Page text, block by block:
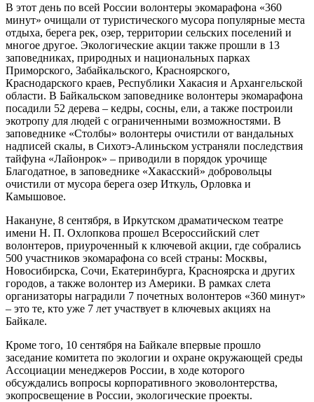
В этот день по всей России волонтеры экомарафона «360
минут» очищали от туристического мусора популярные места
отдыха, берега рек, озер, территории сельских поселений и
многое другое. Экологические акции также прошли в 13
заповедниках, природных и национальных парках
Приморского, Забайкальского, Красноярского,
Краснодарского краев, Республики Хакасия и Архангельской
области. В Байкальском заповеднике волонтеры экомарафона
посадили 52 дерева – кедры, сосны, ели, а также построили
экотропу для людей с ограниченными возможностями. В
заповеднике «Столбы» волонтеры очистили от вандальных
надписей скалы, в Сихотэ-Алиньском устраняли последствия
тайфуна «Лайонрок» – приводили в порядок урочище
Благодатное, в заповеднике «Хакасский» добровольцы
очистили от мусора берега озер Иткуль, Орловка и
Камышовое.
Накануне, 8 сентября, в Иркутском драматическом театре
имени Н. П. Охлопкова прошел Всероссийский слет
волонтеров, приуроченный к ключевой акции, где собрались
500 участников экомарафона со всей страны: Москвы,
Новосибирска, Сочи, Екатеринбурга, Красноярска и других
городов, а также волонтер из Америки. В рамках слета
организаторы наградили 7 почетных волонтеров «360 минут»
– это те, кто уже 7 лет участвует в ключевых акциях на
Байкале.
Кроме того, 10 сентября на Байкале впервые прошло
заседание комитета по экологии и охране окружающей среды
Ассоциации менеджеров России, в ходе которого
обсуждались вопросы корпоративного эковолонтерства,
экопросвещение в России, экологические проекты.